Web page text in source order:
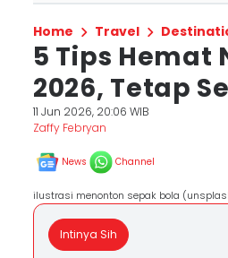
Home Travel
5 Tips Hemat
2026, Tetap
11 Jun 2026, 20:06 WIB
Zaffy Febryan
News Channel
ilustrasi menonton sepak bola
Intinya Sih